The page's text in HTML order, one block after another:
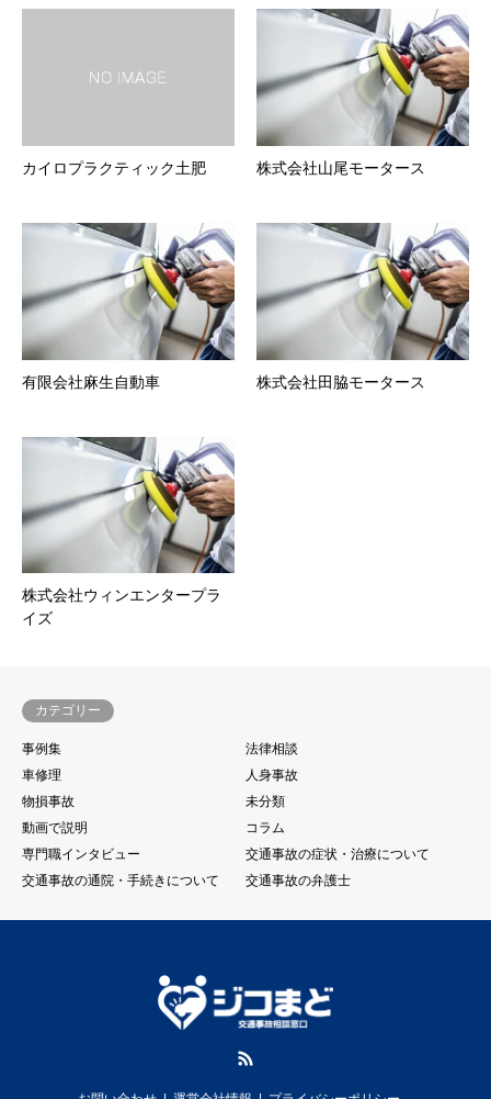
カイロプラクティック土肥 株式会社山尾モータース
有限会社麻生自動車 株式会社田脇モータース
株式会社ウィンエンタープラ
イズ
カテゴリー
事例集
法律相談
車修理
人身事故
物損事故
未分類
動画で説明
コラム
専門職インタビュー
交通事故の症状・治療について
交通事故の通院・手続きについて
交通事故の弁護士